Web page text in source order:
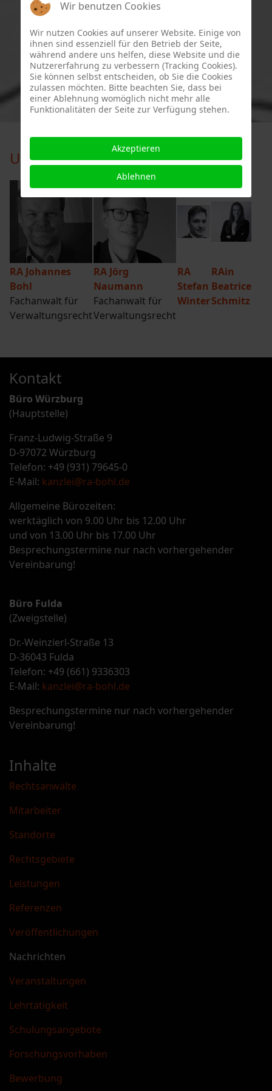
stellen."
Bundesverfassungsgericht, Urteil vom 25.
Februar 1975 – 1 BvF 1/74 –, Rn. 153
Unsere Rechtsanwälte
RA Johannes
Bohl
Fachanwalt für
Verwaltungsrecht
RA Jörg
Naumann
Fachanwalt für
Verwaltungsrecht
RA
Stefan
Winter
RAin
Beatrice
Schmitz
Kontakt
Büro Würzburg
(Hauptstelle)
Franz-Ludwig-Straße 9
D-97072 Würzburg
Telefon: +49 (931) 79645-0
E-Mail: kanzlei@ra-bohl.de
Allgemeine Bürozeiten:
werktäglich von 9.00 Uhr bis 12.00 Uhr
und von 13.00 Uhr bis 17.00 Uhr
Besprechungstermine nur nach vorhergehender
Vereinbarung!
Büro Fulda
(Zweigstelle)
Dr.-Weinzierl-Straße 13
D-36043 Fulda
Telefon: +49 (661) 9336303
E-Mail: kanzlei@ra-bohl.de
Besprechungstermine nur nach vorhergehender
Vereinbarung!
Inhalte
Rechtsanwälte
Mitarbeiter
Standorte
Rechtsgebiete
Leistungen
Referenzen
Veröffentlichungen
Nachrichten
Veranstaltungen
Lehrtätigkeit
Schulungsangebote
Forschungsvorhaben
Bewerbung
Wir benutzen Cookies
Wir nutzen Cookies auf unserer Website. Einige von
ihnen sind essenziell für den Betrieb der Seite,
während andere uns helfen, diese Website und die
Nutzererfahrung zu verbessern (Tracking Cookies).
Sie können selbst entscheiden, ob Sie die Cookies
zulassen möchten. Bitte beachten Sie, dass bei
einer Ablehnung womöglich nicht mehr alle
Funktionalitäten der Seite zur Verfügung stehen.
Akzeptieren
Ablehnen